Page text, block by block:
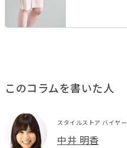
このコラムを書いた人
スタイルストア バイヤー
中井 明香